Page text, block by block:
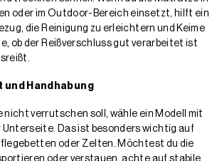
oder im Outdoor-Bereich einsetzt, hilft ein
die Reinigung zu erleichtern und Keime
ob der Reißverschluss gut verarbeitet ist
Handhabung
nicht verrutschen soll, wähle ein Modell mit
Das ist besonders wichtig auf
oder Zelten. Möchtest du die
oder verstauen, achte auf stabile